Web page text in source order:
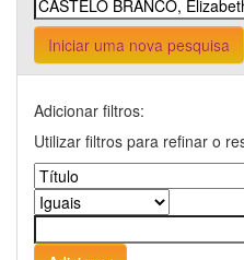
Iniciar uma nova pesquisa
Adicionar filtros:
Utilizar filtros para refinar o